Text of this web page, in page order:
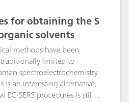
for obtaining the S
solvents
methods have been
limited to
spectroelectrochemistry
is an interesting alternative,
SERS procedures is still